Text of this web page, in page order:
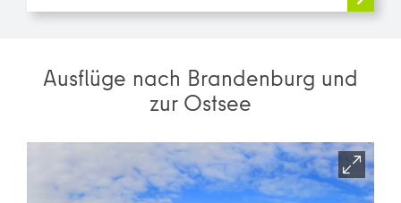
Ausflüge nach Brandenburg und
zur Ostsee